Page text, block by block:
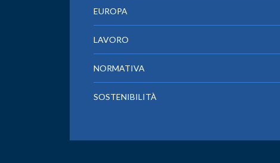
EUROPA
LAVORO
NORMATIVA
SOSTENIBILITÀ